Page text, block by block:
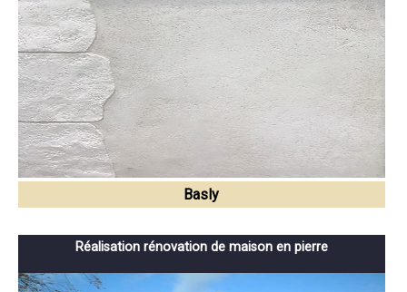
Basly
Réalisation rénovation de maison en pierre